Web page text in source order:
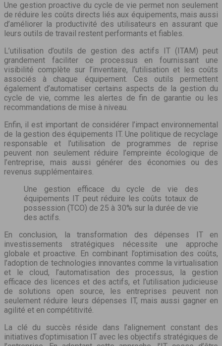
Une gestion proactive du cycle de vie permet non seulement
de réduire les coûts directs liés aux équipements, mais aussi
d’améliorer la productivité des utilisateurs en assurant que
leurs outils de travail restent performants et fiables.
L’utilisation d’outils de gestion des actifs IT (ITAM) peut
grandement faciliter ce processus en fournissant une
visibilité complète sur l’inventaire, l’utilisation et les coûts
associés à chaque équipement. Ces outils permettent
également d’automatiser certains aspects de la gestion du
cycle de vie, comme les alertes de fin de garantie ou les
recommandations de mise à niveau.
Enfin, il est important de considérer l’impact environnemental
de la gestion des équipements IT. Une politique de recyclage
responsable et l’utilisation de programmes de reprise
peuvent non seulement réduire l’empreinte écologique de
l’entreprise, mais aussi générer des économies ou des
revenus supplémentaires.
Une gestion efficace du cycle de vie des
équipements IT peut réduire les coûts totaux de
possession (TCO) de 25 à 30% sur la durée de vie
des actifs.
En conclusion, la transformation des dépenses IT en
investissements stratégiques nécessite une approche
globale et proactive. En combinant l’optimisation des coûts,
l’adoption de technologies innovantes comme la virtualisation
et le cloud, l’automatisation des processus, la gestion
efficace des licences et des actifs, et l’utilisation judicieuse
de solutions open source, les entreprises peuvent non
seulement réduire leurs dépenses IT, mais aussi gagner en
agilité et en compétitivité.
La clé du succès réside dans l’alignement constant des
initiatives d’optimisation IT avec les objectifs stratégiques de